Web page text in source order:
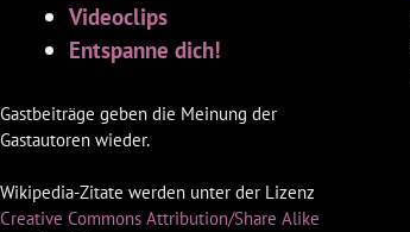
Videoclips
Entspanne dich!
Gastbeiträge geben die Meinung der
Gastautoren wieder.
Wikipedia-Zitate werden unter der Lizenz
Creative Commons Attribution/Share Alike